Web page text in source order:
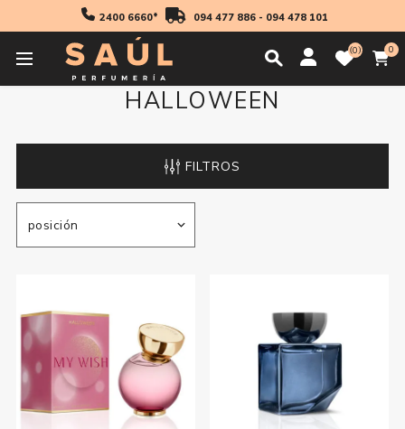
2400 6660* 094 477 886- 094 478 101
0 0
HALLOWEEN
FILTROS